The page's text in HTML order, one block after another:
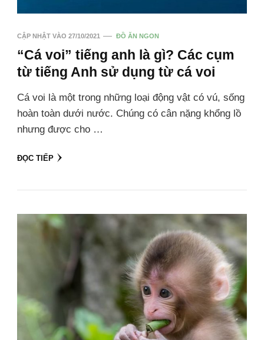
CẬP NHẬT VÀO 27/10/2021 ĐỒ ĂN NGON
“Cá voi” tiếng anh là gì? Các cụm
từ tiếng Anh sử dụng từ cá voi
Cá voi là một trong những loại động vật có vú, sống
hoàn toàn dưới nước. Chúng có cân nặng khổng lồ
nhưng được cho …
ĐỌC TIẾP